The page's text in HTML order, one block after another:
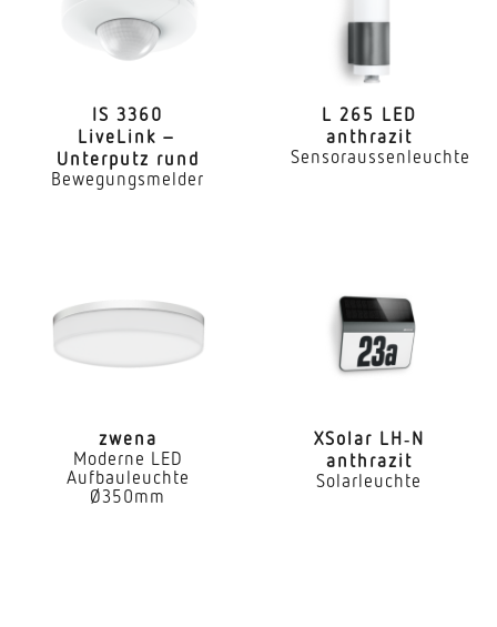
IS 3360
LiveLink –
Unterputz rund
Bewegungsmelder
L 265 LED
anthrazit
Sensoraussenleuchte
zwena
Moderne LED
Aufbauleuchte
Ø350mm
XSolar LH‑N
anthrazit
Solarleuchte